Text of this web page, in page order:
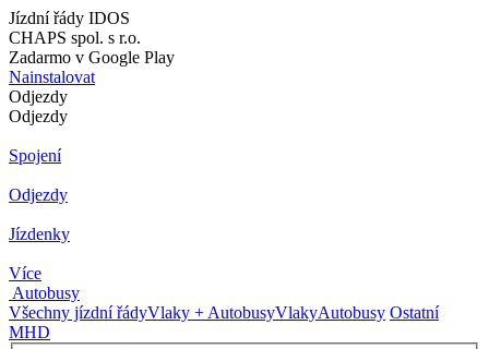
Jízdní řády IDOS
CHAPS spol. s r.o.
Zadarmo v Google Play
Nainstalovat
Odjezdy
Odjezdy
Spojení
Odjezdy
Jízdenky
Více
Autobusy
Všechny jízdní řádyVlaky + AutobusyVlakyAutobusy Ostatní
MHD